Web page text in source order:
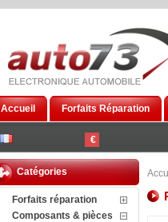
€
Accueil Forfaits Réparation
Catégories
Forfaits réparation
Composants & pièces